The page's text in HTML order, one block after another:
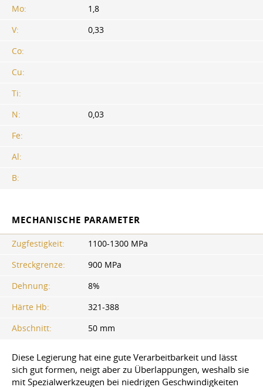
Mo:
1,8
V:
0,33
Co:
Cu:
Ti:
N:
0,03
Fe:
Al:
В:
MECHANISCHE PARAMETER
Zugfestigkeit:
1100-1300 MPa
Streckgrenze:
900 MPa
Dehnung:
8%
Härte Hb:
321-388
Abschnitt:
50 mm
Diese Legierung hat eine gute Verarbeitbarkeit und lässt
sich gut formen, neigt aber zu Überlappungen, weshalb sie
mit Spezialwerkzeugen bei niedrigen Geschwindigkeiten